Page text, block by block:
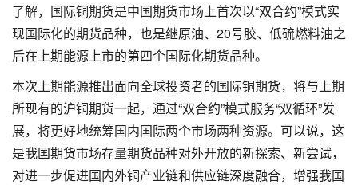
了解，国际铜期货是中国期货市场上首次以“双合约”模式实
现国际化的期货品种，也是继原油、20号胶、低硫燃料油之
后在上期能源上市的第四个国际化期货品种。
本次上期能源推出面向全球投资者的国际铜期货，将与上期
所现有的沪铜期货一起，通过“双合约”模式服务“双循环”发
展，将更好地统筹国内国际两个市场两种资源。可以说，这
是我国期货市场存量期货品种对外开放的新探索、新尝试，
对进一步促进国内外铜产业链和供应链深度融合，增强我国